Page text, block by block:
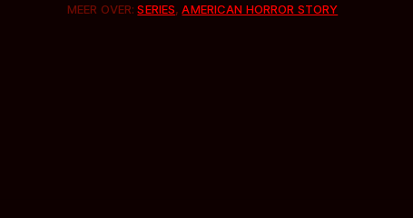
MEER OVER:SERIES,AMERICAN HORROR STORY